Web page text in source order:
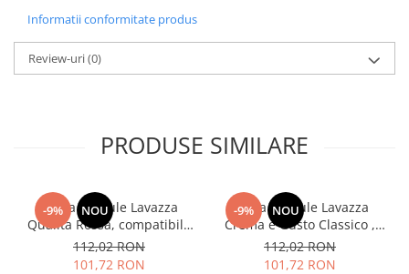
Informatii conformitate produs
Review-uri(0)
PRODUSE SIMILARE
-9% NOU
Cafea capsule Lavazza
Qualita Rossa, compatibile
Nespresso, 80 buc
112,02 RON
101,72 RON
-9% NOU
Cafea capsule Lavazza
Crema e Gusto Classico ,
compatibile Nespresso, 80
buc
112,02 RON
101,72 RON